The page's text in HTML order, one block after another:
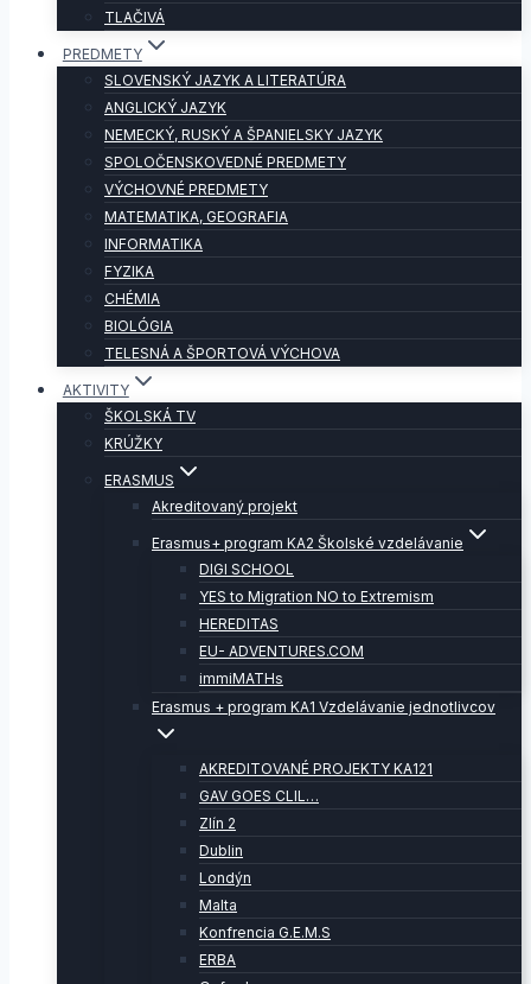
TLAČIVÁ
PREDMETY
SLOVENSKÝ JAZYK A LITERATÚRA
ANGLICKÝ JAZYK
NEMECKÝ, RUSKÝ A ŠPANIELSKY JAZYK
SPOLOČENSKOVEDNÉ PREDMETY
VÝCHOVNÉ PREDMETY
MATEMATIKA, GEOGRAFIA
INFORMATIKA
FYZIKA
CHÉMIA
BIOLÓGIA
TELESNÁ A ŠPORTOVÁ VÝCHOVA
AKTIVITY
ŠKOLSKÁ TV
KRÚŽKY
ERASMUS
Akreditovaný projekt
Erasmus+ program KA2 Školské vzdelávanie
DIGI SCHOOL
YES to Migration NO to Extremism
HEREDITAS
EU- ADVENTURES.COM
immiMATHs
Erasmus + program KA1 Vzdelávanie jednotlivcov
AKREDITOVANÉ PROJEKTY KA121
GAV GOES CLIL…
Zlín 2
Dublin
Londýn
Malta
Konfrencia G.E.M.S
ERBA